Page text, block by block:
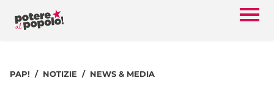
PAP! NOTIZIE NEWS & MEDIA